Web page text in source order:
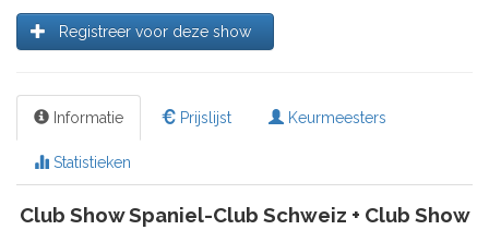
Registreer voor deze show
Informatie Prijslijst Keurmeesters
Statistieken
Club Show Spaniel-Club Schweiz + Club Show